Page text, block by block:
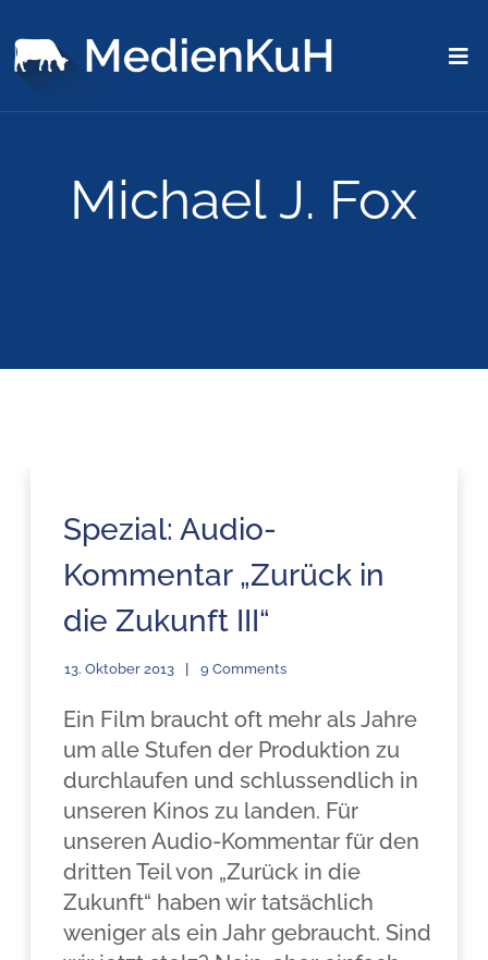
Michael J. Fox
Spezial: Audio-
Kommentar „Zurück in
die Zukunft III“
13. Oktober 2013 9 Comments
Ein Film braucht oft mehr als Jahre
um alle Stufen der Produktion zu
durchlaufen und schlussendlich in
unseren Kinos zu landen. Für
unseren Audio-Kommentar für den
dritten Teil von „Zurück in die
Zukunft“ haben wir tatsächlich
weniger als ein Jahr gebraucht. Sind